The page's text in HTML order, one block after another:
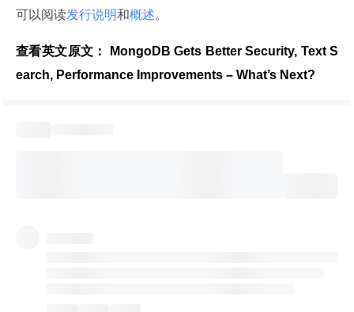
可以阅读发行说明和概述。
查看英文原文：
MongoDB Gets Better Security, Text S
earch, Performance Improvements – What’s Next?